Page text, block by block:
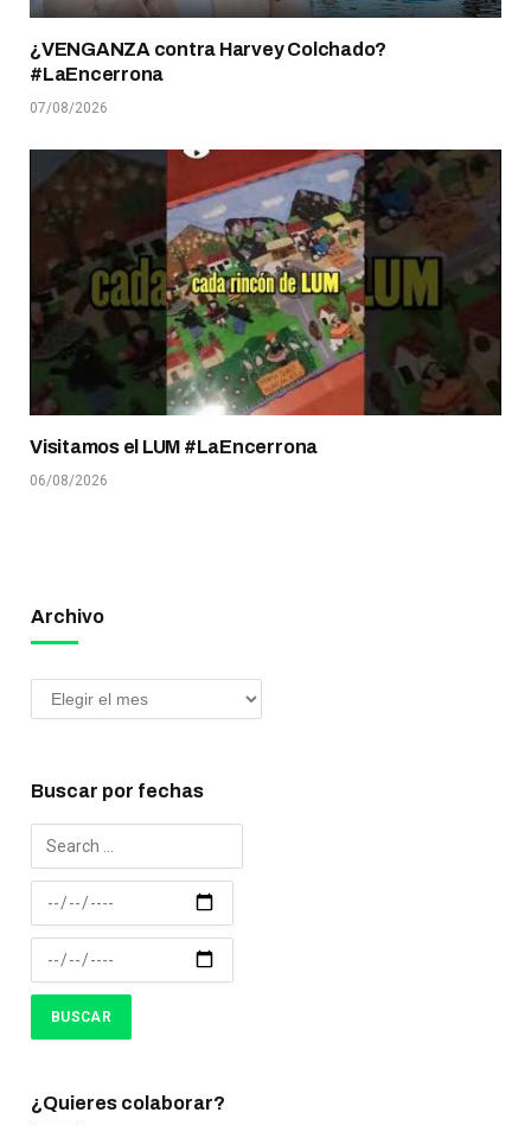
¿VENGANZA contra Harvey Colchado?
#LaEncerrona
07/08/2026
Visitamos el LUM #LaEncerrona
06/08/2026
Archivo
Buscar por fechas
¿Quieres colaborar?